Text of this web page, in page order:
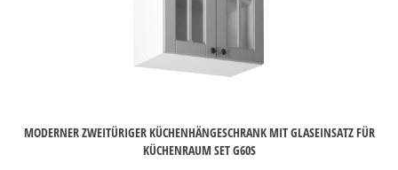
MODERNER ZWEITÜRIGER KÜCHENHÄNGESCHRANK MIT GLASEINSATZ FÜR
KÜCHENRAUM SET G60S